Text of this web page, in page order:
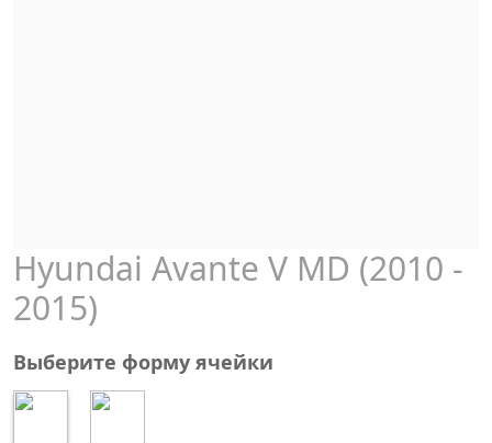
Hyundai Avante V MD (2010 -
2015)
Выберите форму ячейки